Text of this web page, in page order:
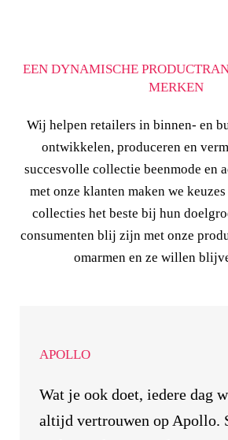
EEN DYNAMISCHE
MERKEN
Wij helpen retailers in binnen- en
ontwikkelen, produceren en
succesvolle collectie beenmode en
met onze klanten maken we
collecties het beste bij hun
consumenten blij zijn met onze
omarmen en ze willen
APOLLO
Wat je ook doet, iedere dag
altijd vertrouwen op Apollo.